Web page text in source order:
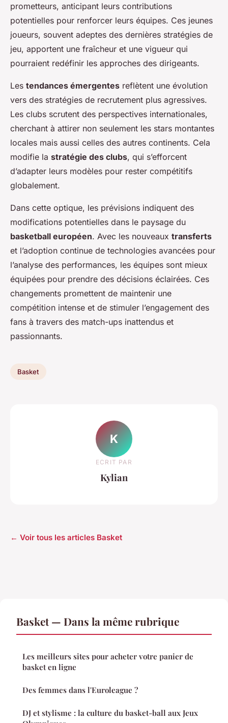
prometteurs, anticipant leurs contributions
potentielles pour renforcer leurs équipes. Ces jeunes
joueurs, souvent adeptes des dernières stratégies de
jeu, apportent une fraîcheur et une vigueur qui
pourraient redéfinir les approches des dirigeants.
Les tendances émergentes reflètent une évolution
vers des stratégies de recrutement plus agressives.
Les clubs scrutent des perspectives internationales,
cherchant à attirer non seulement les stars montantes
locales mais aussi celles des autres continents. Cela
modifie la stratégie des clubs, qui s’efforcent
d’adapter leurs modèles pour rester compétitifs
globalement.
Dans cette optique, les prévisions indiquent des
modifications potentielles dans le paysage du
basketball européen. Avec les nouveaux transferts
et l’adoption continue de technologies avancées pour
l’analyse des performances, les équipes sont mieux
équipées pour prendre des décisions éclairées. Ces
changements promettent de maintenir une
compétition intense et de stimuler l’engagement des
fans à travers des match-ups inattendus et
passionnants.
Basket
K
ECRIT PAR
Kylian
← Voir tous les articles Basket
Basket — Dans la même rubrique
Les meilleurs sites pour acheter votre panier de
basket en ligne
Des femmes dans l'Euroleague ?
DJ et stylisme : la culture du basket-ball aux Jeux